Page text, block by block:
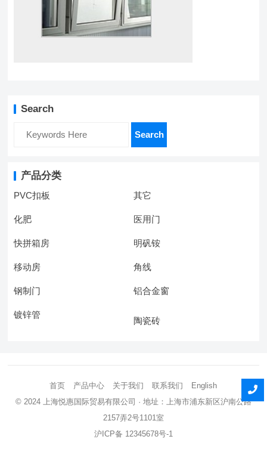
Search
Search
产品分类
PVC扣板 其它
化肥 医用门
快拼箱房 明矾铵
移动房 角线
钢制门 铝合金窗
镀锌管
陶瓷砖
首页 产品中心 关于我们 联系我们
English
© 2024
上海悦惠国际贸易有限公司 · 地址：上海市浦东新区沪南公路
2157弄2号1101室
沪ICP备 12345678号-1